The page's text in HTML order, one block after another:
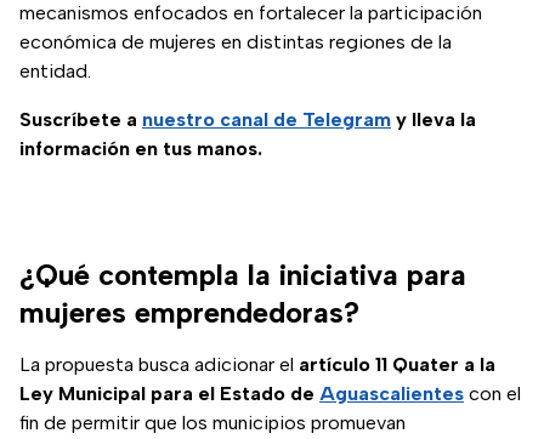
mecanismos enfocados en fortalecer la participación
económica de mujeres en distintas regiones de la
entidad.
Suscríbete a nuestro canal de Telegram y lleva la
información en tus manos.
¿Qué contempla la iniciativa para
mujeres emprendedoras?
La propuesta busca adicionar el artículo 11 Quater a la
Ley Municipal para el Estado de Aguascalientes con el
fin de permitir que los municipios promuevan